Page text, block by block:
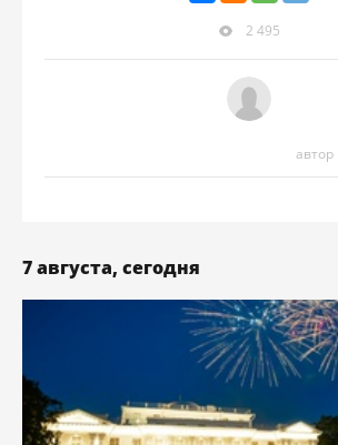
2 495
7 августа, сегодня